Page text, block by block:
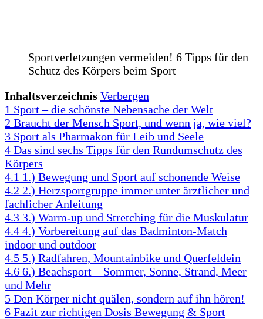
Sportverletzungen vermeiden! 6 Tipps für den
Schutz des Körpers beim Sport
Inhaltsverzeichnis Verbergen
1 Sport – die schönste Nebensache der Welt
2 Braucht der Mensch Sport, und wenn ja, wie viel?
3 Sport als Pharmakon für Leib und Seele
4 Das sind sechs Tipps für den Rundumschutz des
Körpers
4.1 1.) Bewegung und Sport auf schonende Weise
4.2 2.) Herzsportgruppe immer unter ärztlicher und
fachlicher Anleitung
4.3 3.) Warm-up und Stretching für die Muskulatur
4.4 4.) Vorbereitung auf das Badminton-Match
indoor und outdoor
4.5 5.) Radfahren, Mountainbike und Querfeldein
4.6 6.) Beachsport – Sommer, Sonne, Strand, Meer
und Mehr
5 Den Körper nicht quälen, sondern auf ihn hören!
6 Fazit zur richtigen Dosis Bewegung & Sport